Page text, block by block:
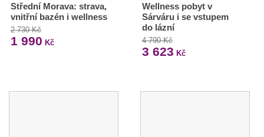
Střední Morava: strava,
vnitřní bazén i wellness
2 730 Kč
1 990 Kč
Wellness pobyt v
Sárváru i se vstupem
do lázní
4 790 Kč
3 623 Kč